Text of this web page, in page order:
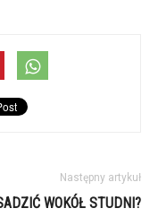
Następny artykuł
WOKÓŁ STUDNI?